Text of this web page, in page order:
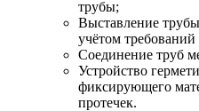
трубы;
Выставление
учётом требований
Соединение труб
Устройство
фиксирующего
протечек.